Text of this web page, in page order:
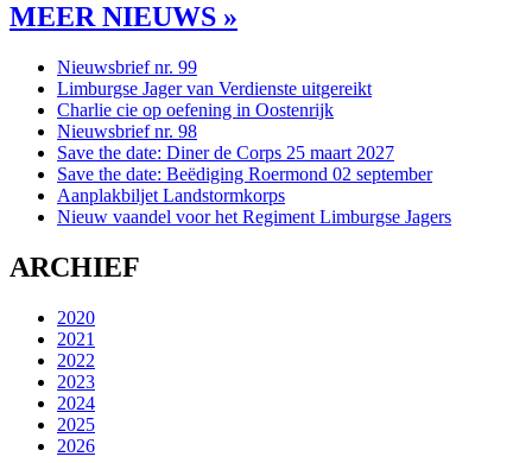
MEER NIEUWS »
Nieuwsbrief nr. 99
Limburgse Jager van Verdienste uitgereikt
Charlie cie op oefening in Oostenrijk
Nieuwsbrief nr. 98
Save the date: Diner de Corps 25 maart 2027
Save the date: Beëdiging Roermond 02 september
Aanplakbiljet Landstormkorps
Nieuw vaandel voor het Regiment Limburgse Jagers
ARCHIEF
2020
2021
2022
2023
2024
2025
2026